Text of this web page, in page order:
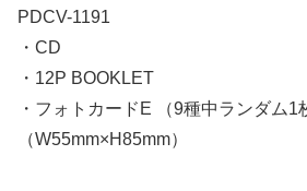
PDCV-1191
・CD
・12P BOOKLET
・フォトカードE （9種中ランダム1
（W55mm×H85mm）